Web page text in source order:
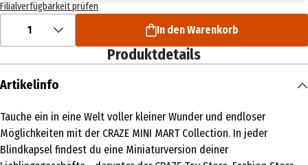
Filialverfügbarkeit prüfen
1 In den Warenkorb
Produktdetails
Artikelinfo
Tauche ein in eine Welt voller kleiner Wunder und endloser
Möglichkeiten mit der CRAZE MINI MART Collection. In jeder
Blindkapsel findest du eine Miniaturversion deiner